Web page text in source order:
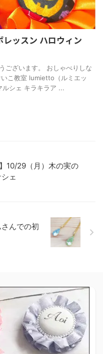
レッスン ハロウィン
ございます。 おしゃべりしな
こ教室 lumietto（ルミエッ
ルシェ キラキラア ...
10/29（月）木の実の
ェ
さんでの初